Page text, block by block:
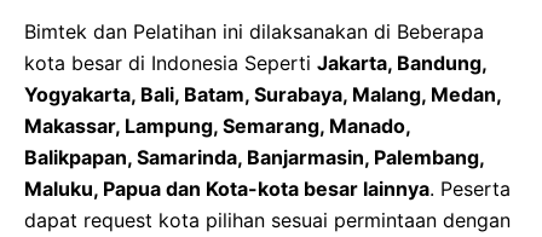
Bimtek dan Pelatihan ini dilaksanakan di Beberapa
kota besar di Indonesia Seperti Jakarta, Bandung,
Yogyakarta, Bali, Batam, Surabaya, Malang, Medan,
Makassar, Lampung, Semarang, Manado,
Balikpapan, Samarinda, Banjarmasin, Palembang,
Maluku, Papua dan Kota-kota besar lainnya. Peserta
dapat request kota pilihan sesuai permintaan dengan